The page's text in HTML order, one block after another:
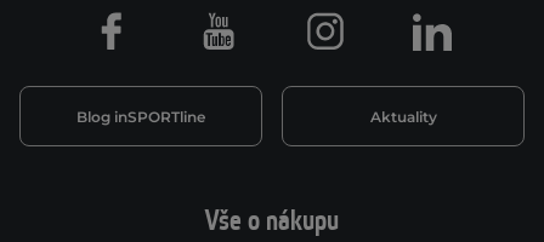
Vše o nákupu
Blog inSPORTline Aktuality
Facebook Youtube Instagram LinkedIn